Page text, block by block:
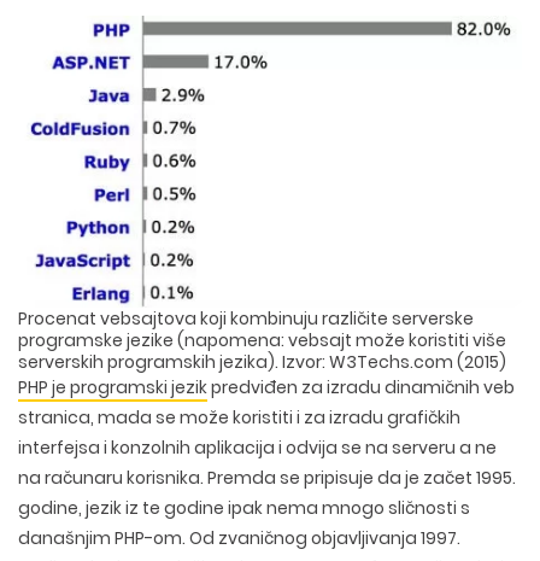
Procenat vebsajtova koji kombinuju različite serverske
programske jezike (napomena: vebsajt može koristiti više
serverskih programskih jezika). Izvor: W3Techs.com (2015)
PHP je programski jezikpredviđen za izradu dinamičnih veb
stranica, mada se može koristiti i za izradu grafičkih
interfejsa i konzolnih aplikacija i odvija se na serveru a ne
na računaru korisnika. Premda se pripisuje da je začet 1995.
godine, jezik iz te godine ipak nema mnogo sličnosti s
današnjim PHP-om. Od zvaničnog objavljivanja 1997.